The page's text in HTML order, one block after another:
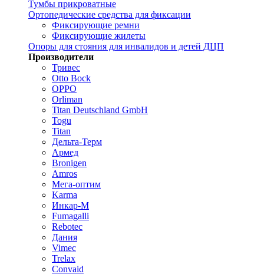
Тумбы прикроватные
Ортопедические средства для фиксации
Фиксирующие ремни
Фиксирующие жилеты
Опоры для стояния для инвалидов и детей ДЦП
Производители
Тривес
Otto Bock
OPPO
Orliman
Titan Deutschland GmbH
Togu
Titan
Дельта-Терм
Армед
Bronigen
Amros
Мега-оптим
Karma
Инкар-М
Fumagalli
Rebotec
Дания
Vimec
Trelax
Convaid